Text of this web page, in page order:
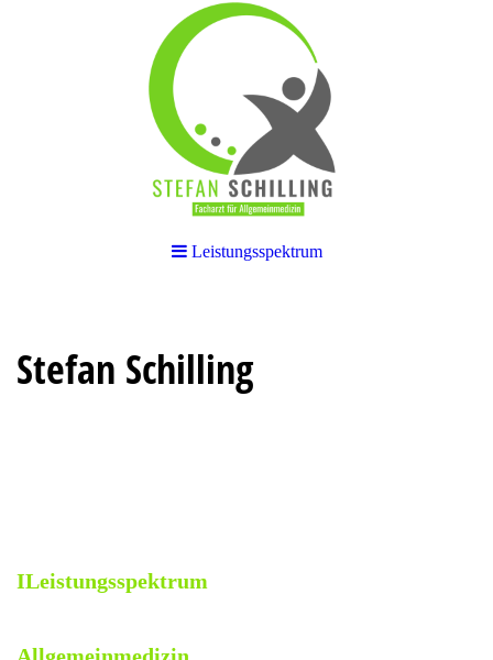
Leistungsspektrum
Stefan Schilling
ILeistungsspektrum